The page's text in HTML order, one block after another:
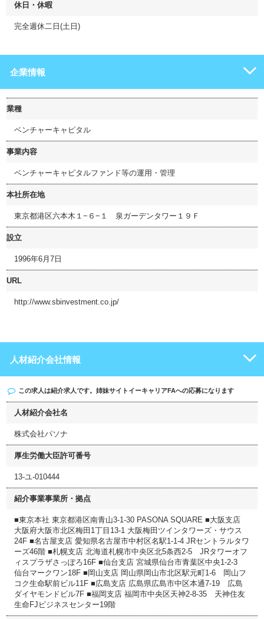
休日・休暇
完全週休二日(土日)
企業情報
業種
ベンチャーキャピタル
事業内容
ベンチャーキャピタルファンド等の運用・管理
本社所在地
東京都港区六本木１−６−１ 泉ガーデンタワー１９Ｆ
設立
1996年6月7日
URL
http://www.sbinvestment.co.jp/
人材紹介会社情報
この求人は紹介求人です。姉妹サイト イーキャリアFAへの応募になります
人材紹介会社名
株式会社パソナ
厚生労働大臣許可番号
13-ユ-010444
紹介事業事業所・拠点
■東京本社 東京都港区南青山3-1-30 PASONA SQUARE ■大阪支店
大阪府大阪市北区梅田1丁目13-1 大阪梅田ツインタワーズ・サウス
24F ■名古屋支店 愛知県名古屋市中村区名駅1-1-4 JRセントラルタワ
ーズ46階 ■札幌支店 北海道札幌市中央区北5条西2-5 JRタワーオフ
ィスプラザさっぽろ16F ■仙台支店 宮城県仙台市青葉区中央1-2-3
仙台マークワン18F ■岡山支店 岡山県岡山市北区駅元町1-6 岡山フ
コク生命駅前ビル11F ■広島支店 広島県広島市中区本通7-19 広島
ダイヤモンドビル7F ■福岡支店 福岡市中央区天神2-8-35 天神住友
生命FJビジネスセンター19階